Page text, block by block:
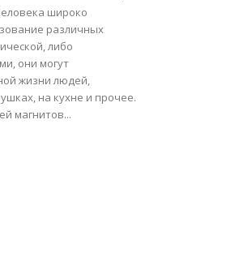
широко
различных
либо
они могут
жизни людей,
на кухне и прочее.
магнитов...